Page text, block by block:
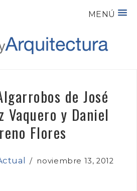
MENÚ
de José
Vaquero y Daniel
Flores
/noviembre 13, 2012